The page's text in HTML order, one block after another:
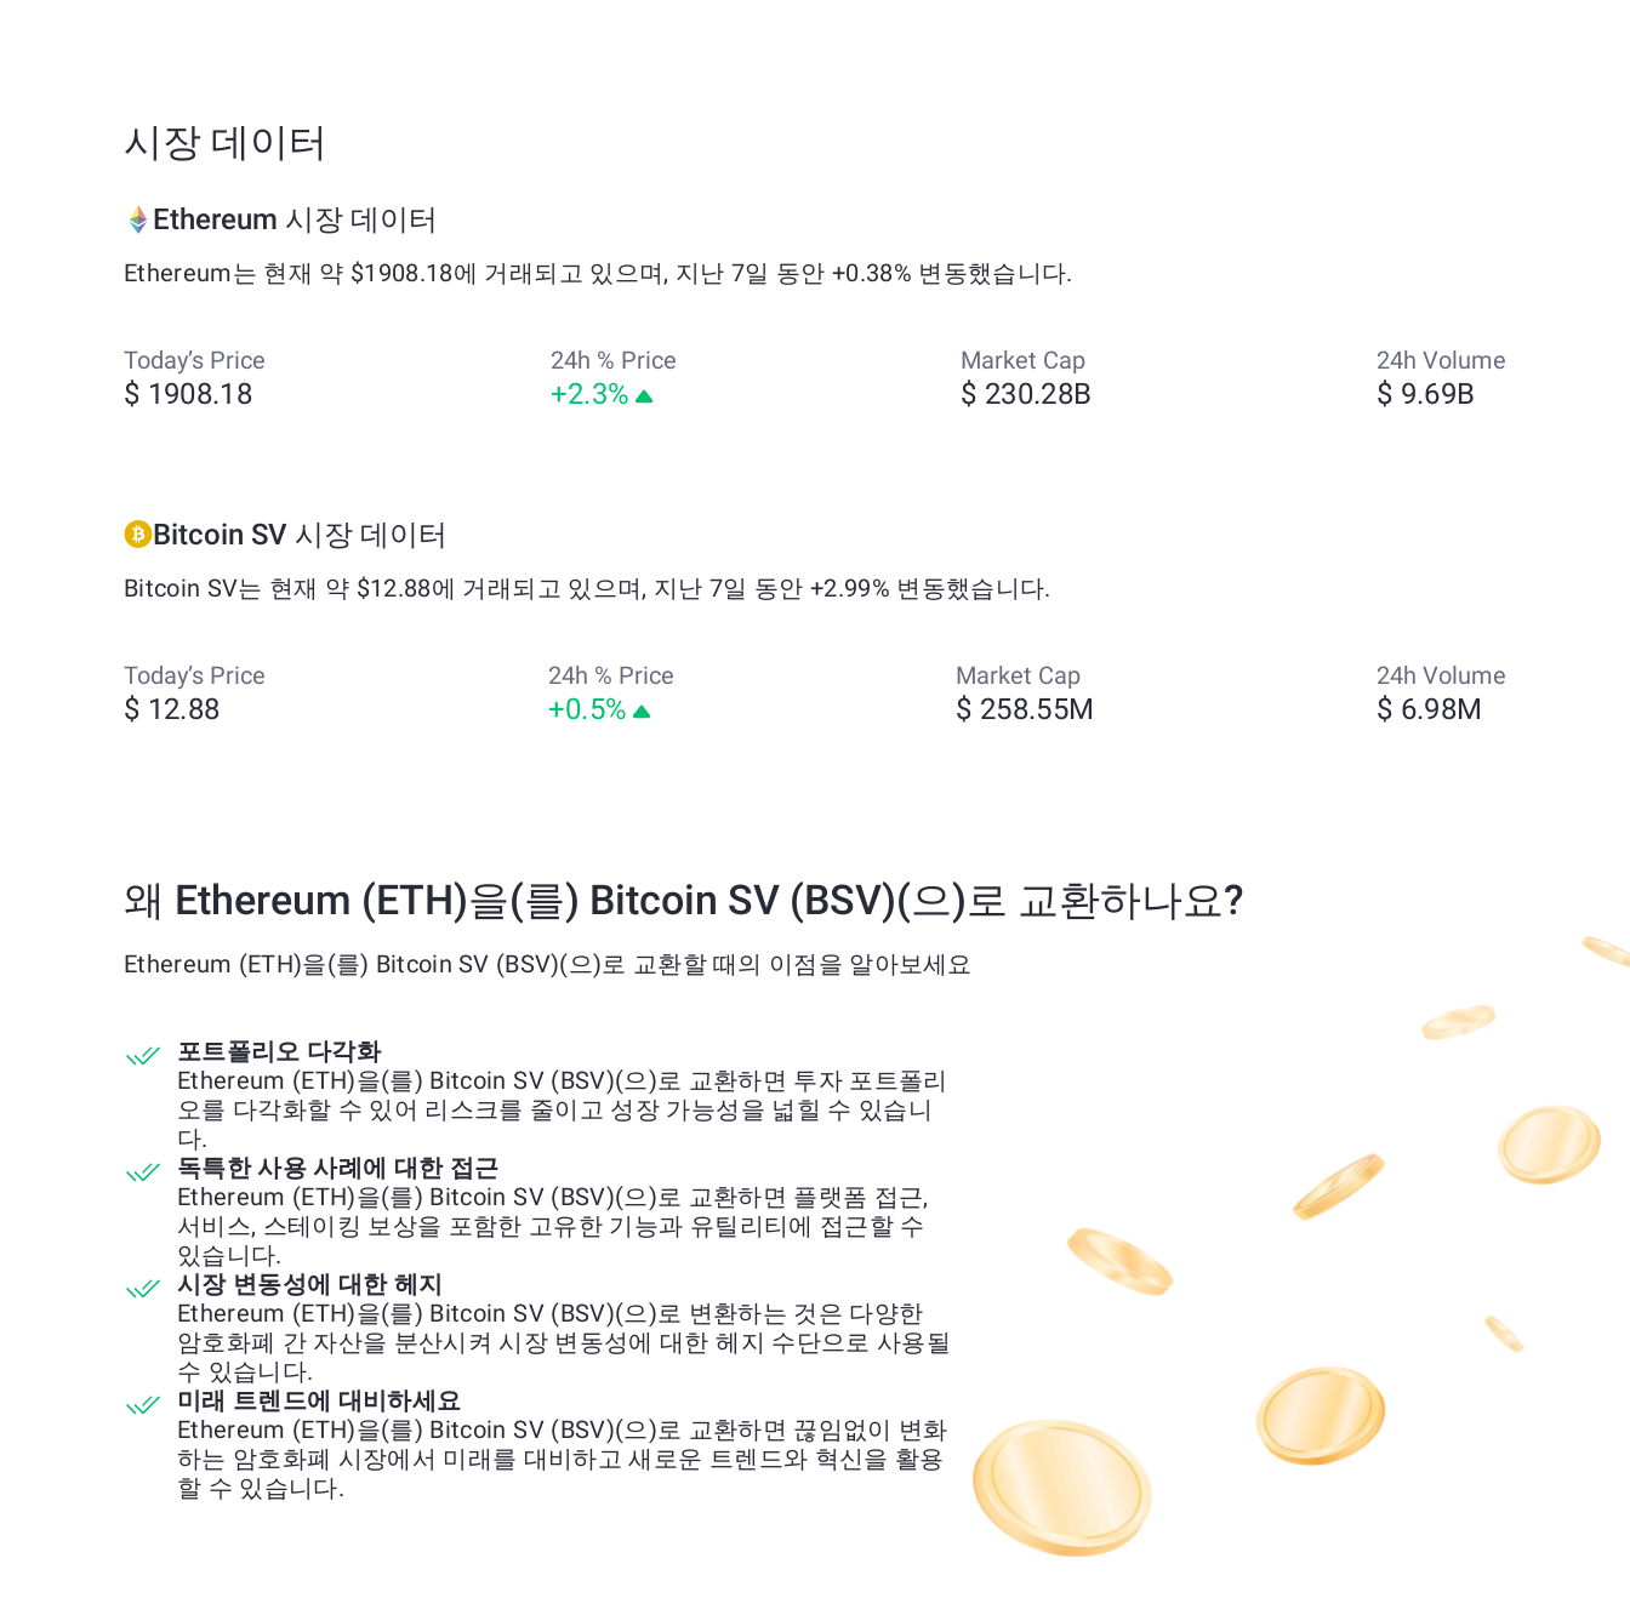
시장 데이터
Ethereum 시장 데이터
Ethereum는 현재 약 $1908.18에 거래되고 있으며, 지난 7일 동안 +0.38% 변동했습니다.
Today’s Price
$ 1908.18
24h % Price
+2.3%
Market Cap
$ 230.28B
24h Volume
$ 9.69B
Bitcoin SV 시장 데이터
Bitcoin SV는 현재 약 $12.88에 거래되고 있으며, 지난 7일 동안 +2.99% 변동했습니다.
Today’s Price
$ 12.88
24h % Price
+0.5%
Market Cap
$ 258.55M
24h Volume
$ 6.98M
왜 Ethereum (ETH)을(를) Bitcoin SV (BSV)(으)로 교환하나요?
Ethereum (ETH)을(를) Bitcoin SV (BSV)(으)로 교환할 때의 이점을 알아보세요
포트폴리오 다각화
Ethereum (ETH)을(를) Bitcoin SV (BSV)(으)로 교환하면 투자 포트폴리
오를 다각화할 수 있어 리스크를 줄이고 성장 가능성을 넓힐 수 있습니
다.
독특한 사용 사례에 대한 접근
Ethereum (ETH)을(를) Bitcoin SV (BSV)(으)로 교환하면 플랫폼 접근,
서비스, 스테이킹 보상을 포함한 고유한 기능과 유틸리티에 접근할 수
있습니다.
시장 변동성에 대한 헤지
Ethereum (ETH)을(를) Bitcoin SV (BSV)(으)로 변환하는 것은 다양한
암호화폐 간 자산을 분산시켜 시장 변동성에 대한 헤지 수단으로 사용될
수 있습니다.
미래 트렌드에 대비하세요
Ethereum (ETH)을(를) Bitcoin SV (BSV)(으)로 교환하면 끊임없이 변화
하는 암호화폐 시장에서 미래를 대비하고 새로운 트렌드와 혁신을 활용
할 수 있습니다.